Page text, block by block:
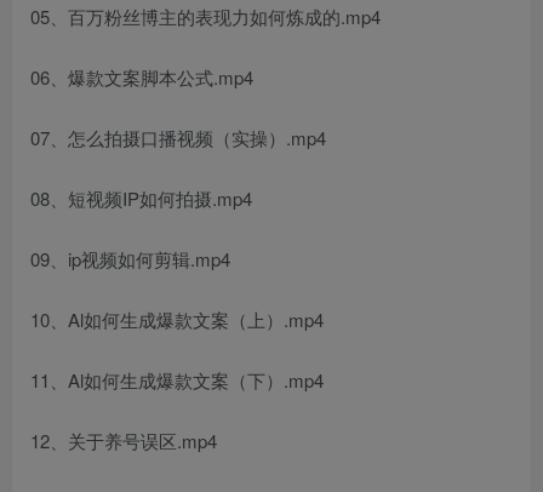
05、百万粉丝博主的表现力如何炼成的.mp4
06、爆款文案脚本公式.mp4
07、怎么拍摄口播视频（实操）.mp4
08、短视频IP如何拍摄.mp4
09、ip视频如何剪辑.mp4
10、Al如何生成爆款文案（上）.mp4
11、Al如何生成爆款文案（下）.mp4
12、关于养号误区.mp4